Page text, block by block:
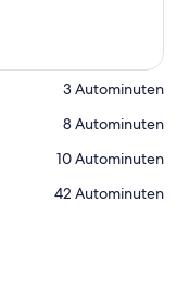
‪3 Autominuten‬
‪8 Autominuten‬
‪10 Autominuten‬
‪42 Autominuten‬